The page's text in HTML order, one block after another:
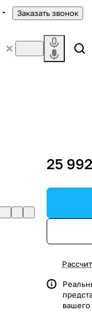
Заказать звонок
25
вашего